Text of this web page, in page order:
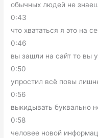
обычных людей не
0:43
что хвататься я это на
0:46
вы зашли на сайт то вы
0:50
упростил всё повы
0:56
выкидывать буквально
0:58
человее новой